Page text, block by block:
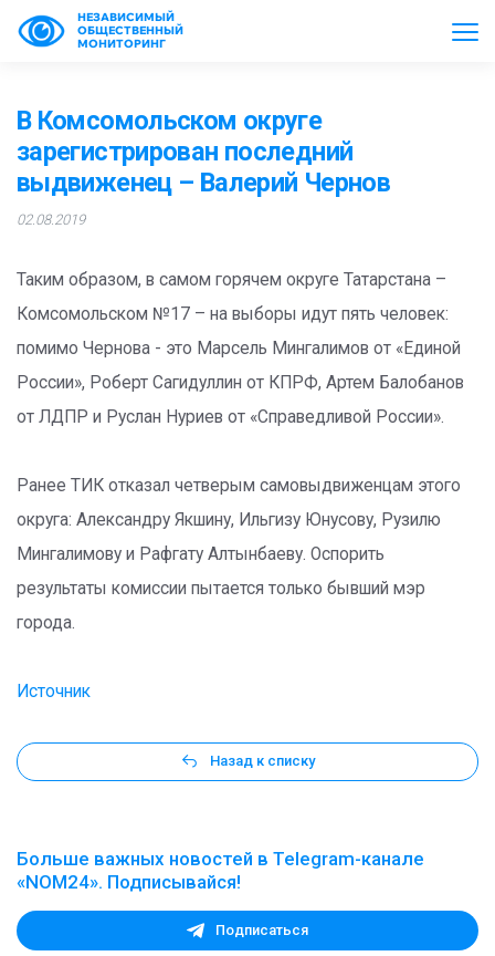
НЕЗАВИСИМЫЙ
ОБЩЕСТВЕННЫЙ
МОНИТОРИНГ
В Комсомольском округе
зарегистрирован последний
выдвиженец – Валерий Чернов
02.08.2019
Таким образом, в самом горячем округе Татарстана –
Комсомольском №17 – на выборы идут пять человек:
помимо Чернова - это Марсель Мингалимов от «Единой
России», Роберт Сагидуллин от КПРФ, Артем Балобанов
от ЛДПР и Руслан Нуриев от «Справедливой России».
Ранее ТИК отказал четверым самовыдвиженцам этого
округа: Александру Якшину, Ильгизу Юнусову, Рузилю
Мингалимову и Рафгату Алтынбаеву. Оспорить
результаты комиссии пытается только бывший мэр
города.
Источник
Назад к списку
Больше важных новостей в Telegram-канале
«NOM24». Подписывайся!
Подписаться